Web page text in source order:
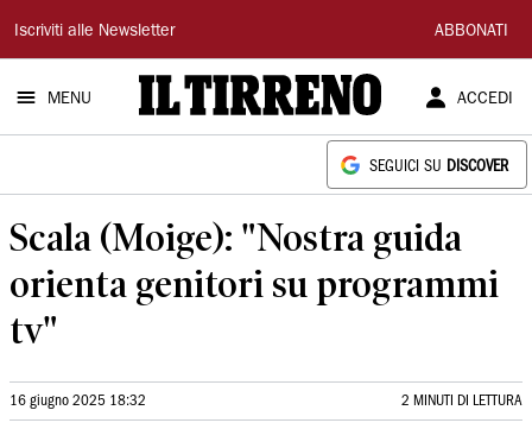
Il
Tirreno
Iscriviti alle Newsletter ABBONATI
MENU ACCEDI
SEGUICI SU DISCOVER
Scala (Moige): "Nostra guida
orienta genitori su programmi
tv"
16 giugno 2025 18:32 2 MINUTI DI LETTURA